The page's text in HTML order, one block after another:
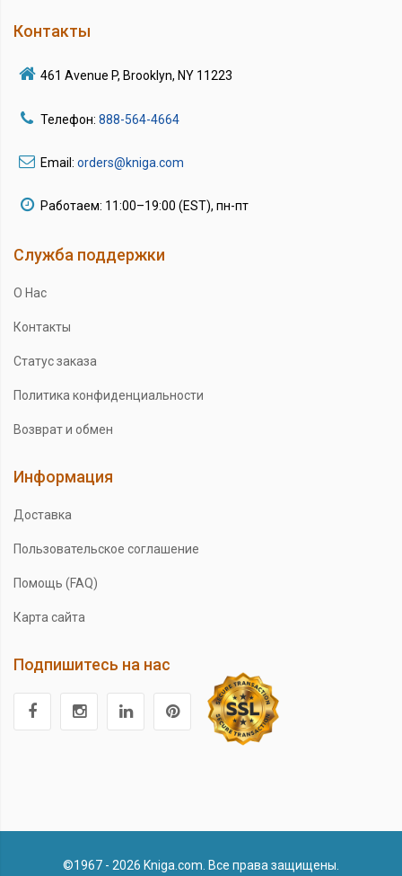
Контакты
461 Avenue P, Brooklyn, NY 11223
Телефон: 888-564-4664
Email: orders@kniga.com
Работаем: 11:00–19:00 (EST), пн-пт
Служба поддержки
О Нас
Контакты
Статус заказа
Политика конфиденциальности
Возврат и обмен
Информация
Доставка
Пользовательское соглашение
Помощь (FAQ)
Карта сайта
Подпишитесь на нас
©1967 - 2026 Kniga.com. Все права защищены.